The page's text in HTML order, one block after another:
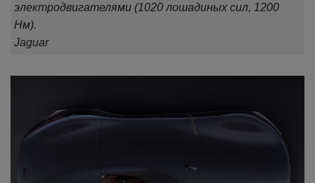
электродвигателями (1020 лошадиных сил, 1200
Нм).
Jaguar